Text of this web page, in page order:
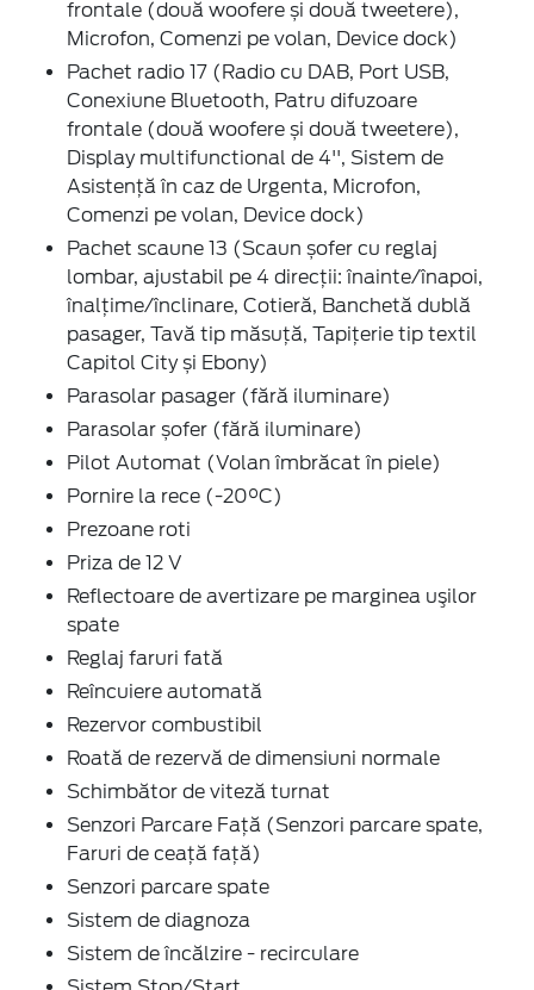
frontale (două woofere și două tweetere),
Microfon, Comenzi pe volan, Device dock)
Pachet radio 17 (Radio cu DAB, Port USB,
Conexiune Bluetooth, Patru difuzoare
frontale (două woofere și două tweetere),
Display multifunctional de 4'', Sistem de
Asistență în caz de Urgenta, Microfon,
Comenzi pe volan, Device dock)
Pachet scaune 13 (Scaun șofer cu reglaj
lombar, ajustabil pe 4 direcții: înainte/înapoi,
înalțime/înclinare, Cotieră, Banchetă dublă
pasager, Tavă tip măsuță, Tapițerie tip textil
Capitol City și Ebony)
Parasolar pasager (fără iluminare)
Parasolar șofer (fără iluminare)
Pilot Automat (Volan îmbrăcat în piele)
Pornire la rece (-20°C)
Prezoane roti
Priza de 12 V
Reflectoare de avertizare pe marginea uşilor
spate
Reglaj faruri fată
Reîncuiere automată
Rezervor combustibil
Roată de rezervă de dimensiuni normale
Schimbător de viteză turnat
Senzori Parcare Faţă (Senzori parcare spate,
Faruri de ceaţă faţă)
Senzori parcare spate
Sistem de diagnoza
Sistem de încălzire - recirculare